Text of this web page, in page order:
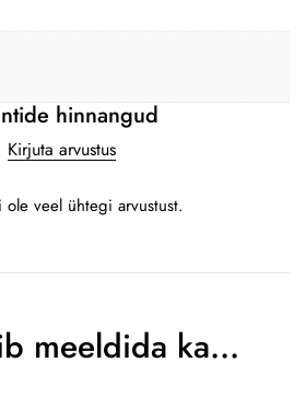
hinnangud
Kirjuta arvustus
ole veel ühtegi arvustust.
meeldida ka…